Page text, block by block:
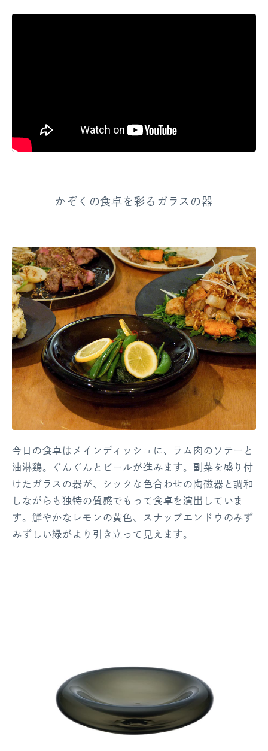
かぞくの食卓を彩るガラスの器
今日の食卓はメインディッシュに、ラム肉のソテーと
油淋鶏。ぐんぐんとビールが進みます。副菜を盛り付
けたガラスの器が、シックな色合わせの陶磁器と調和
しながらも独特の質感でもって食卓を演出していま
す。鮮やかなレモンの黄色、スナップエンドウのみず
みずしい緑がより引き立って見えます。